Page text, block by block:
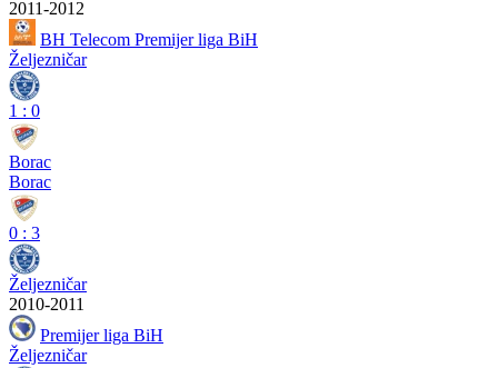
2011-2012
BH Telecom Premijer liga BiH
Željezničar
1 : 0
Borac
Borac
0 : 3
Željezničar
2010-2011
Premijer liga BiH
Željezničar